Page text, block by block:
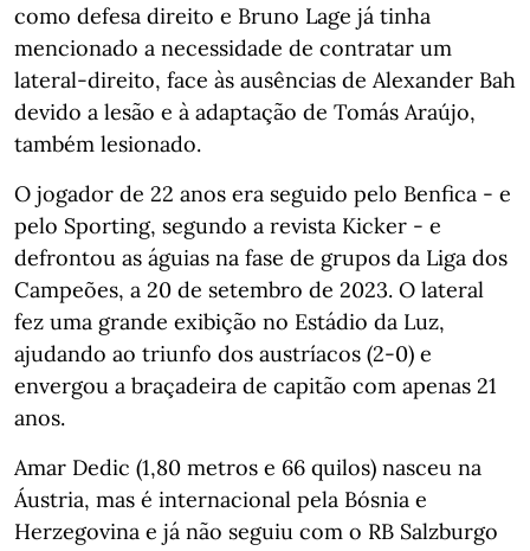
como defesa direito e Bruno Lage já tinha
mencionado a necessidade de contratar um
lateral-direito, face às ausências de Alexander Bah
devido a lesão e à adaptação de Tomás Araújo,
também lesionado.
O jogador de 22 anos era seguido pelo Benfica - e
pelo Sporting, segundo a revista Kicker - e
defrontou as águias na fase de grupos da Liga dos
Campeões, a 20 de setembro de 2023. O lateral
fez uma grande exibição no Estádio da Luz,
ajudando ao triunfo dos austríacos (2-0) e
envergou a braçadeira de capitão com apenas 21
anos.
Amar Dedic (1,80 metros e 66 quilos) nasceu na
Áustria, mas é internacional pela Bósnia e
Herzegovina e já não seguiu com o RB Salzburgo